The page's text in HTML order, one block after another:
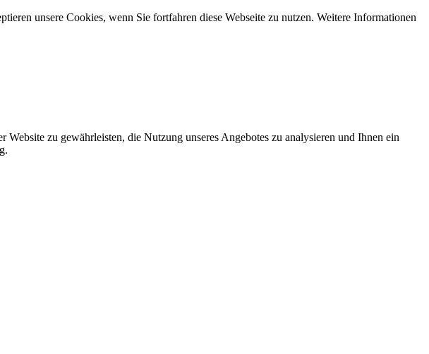
unsere Cookies, wenn Sie fortfahren diese Webseite zu nutzen. Weitere Informationen
zu gewährleisten, die Nutzung unseres Angebotes zu analysieren und Ihnen ein